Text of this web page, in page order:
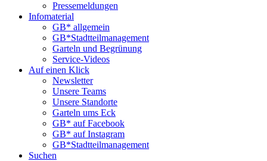
Pressemeldungen
Infomaterial
GB* allgemein
GB*Stadtteilmanagement
Garteln und Begrünung
Service-Videos
Auf einen Klick
Newsletter
Unsere Teams
Unsere Standorte
Garteln ums Eck
GB* auf Facebook
GB* auf Instagram
GB*Stadtteilmanagement
Suchen